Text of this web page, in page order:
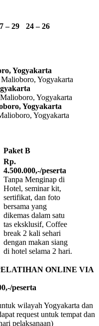
– 29 24 – 26
Yogyakarta
Yogyakarta
Yogyakarta
Yogyakarta
Yogyakarta
Paket B
Rp.
4.500.000,-/peserta
Tanpa Menginap di
Hotel, seminar kit,
sertifikat, dan foto
bersama yang
dikemas dalam satu
tas eksklusif, Coffee
break 2 kali sehari
dengan makan siang
di hotel selama 2 hari.
ONLINE VIA
peserta
wilayah Yogyakarta dan
request untuk tempat dan
pelaksanaan)